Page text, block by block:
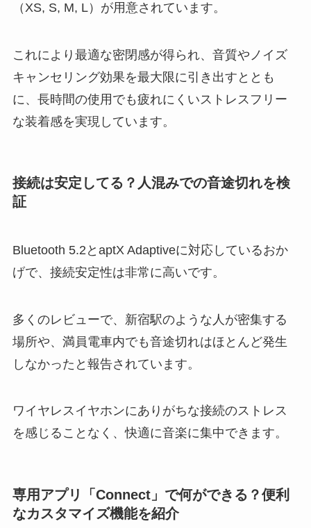
（XS, S, M, L）が用意されています。
これにより最適な密閉感が得られ、音質やノイズ
キャンセリング効果を最大限に引き出すととも
に、長時間の使用でも疲れにくいストレスフリー
な装着感を実現しています。
接続は安定してる？人混みでの音途切れを検
証
Bluetooth 5.2とaptX Adaptiveに対応しているおか
げで、接続安定性は非常に高いです。
多くのレビューで、新宿駅のような人が密集する
場所や、満員電車内でも音途切れはほとんど発生
しなかったと報告されています。
ワイヤレスイヤホンにありがちな接続のストレス
を感じることなく、快適に音楽に集中できます。
専用アプリ「Connect」で何ができる？便利
なカスタマイズ機能を紹介